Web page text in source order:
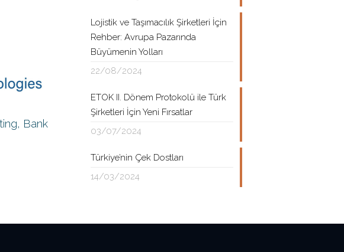
Bank
Lojistik ve Taşımacılık Şirketleri İçin
Rehber: Avrupa Pazarında
Büyümenin Yolları
22/08/2024
ETOK II. Dönem Protokolü ile Türk
Şirketleri İçin Yeni Fırsatlar
03/07/2024
Türkiye’nin Çek Dostları
14/03/2024